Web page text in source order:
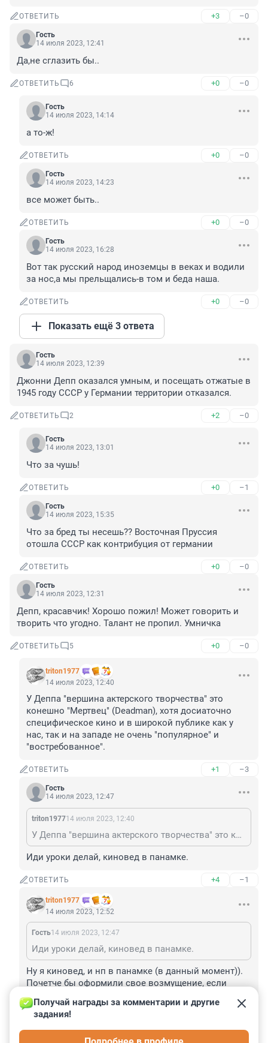
ОТВЕТИТЬ +3 –0
Гость
14 июля 2023, 12:41
Да,не сглазить бы..
ОТВЕТИТЬ 6 +0 –0
Гость
14 июля 2023, 14:14
а то-ж!
ОТВЕТИТЬ +0 –0
Гость
14 июля 2023, 14:23
все может быть..
ОТВЕТИТЬ +0 –0
Гость
14 июля 2023, 16:28
Вот так русский народ иноземцы в веках и водили
за нос,а мы прельщались-в том и беда наша.
ОТВЕТИТЬ +0 –0
Показать ещё 3 ответа
Гость
14 июля 2023, 12:39
Джонни Депп оказался умным, и посещать отжатые в
1945 году СССР у Германии территории отказался.
ОТВЕТИТЬ 2 +2 –0
Гость
14 июля 2023, 13:01
Что за чушь!
ОТВЕТИТЬ +0 –1
Гость
14 июля 2023, 15:35
Что за бред ты несешь?? Восточная Пруссия
отошла СССР как контрибуция от германии
ОТВЕТИТЬ +0 –0
Гость
14 июля 2023, 12:31
Депп, красавчик! Хорошо пожил! Может говорить и
творить что угодно. Талант не пропил. Умничка
ОТВЕТИТЬ 5 +0 –0
triton1977
14 июля 2023, 12:40
У Деппа "вершина актерского творчества" это
конешно "Мертвец" (Deadman), хотя досиаточно
специфическое кино и в широкой публике как у
нас, так и на западе не очень "популярное" и
"востребованное".
ОТВЕТИТЬ +1 –3
Гость
14 июля 2023, 12:47
triton197714 июля 2023, 12:40
У Деппа "вершина актерского творчества" это конешно "Мертвец" (Deadman), хотя досиаточно специфическое кино и в широкой публике как у нас, так и на западе не очень "популярное" и "востребованное".
Иди уроки делай, киновед в панамке.
ОТВЕТИТЬ +4 –1
triton1977
14 июля 2023, 12:52
Гость14 июля 2023, 12:47
Иди уроки делай, киновед в панамке.
Ну я киновед, и нп в панамке (в данный момент)).
Почетче бы оформили свое возмущение, если
конешно об упомянутым мною "Мертвецы" хотя бы
слышали))
ОТВЕТИТЬ +1 –3
Получай награды за комментарии и другие
задания!